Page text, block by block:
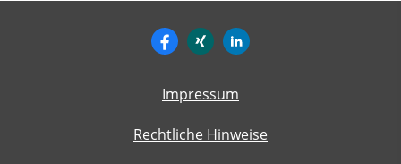
Impressum
Rechtliche Hinweise